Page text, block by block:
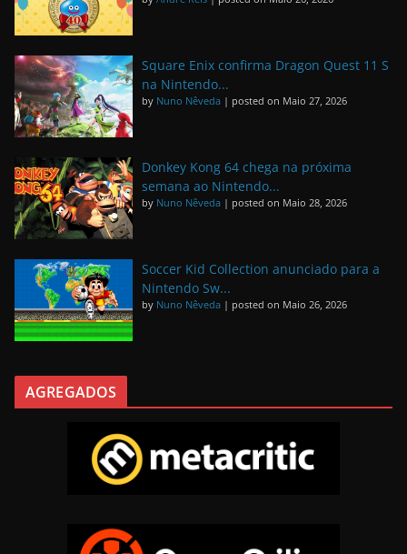
Square Enix confirma Dragon Quest 11 S
na Nintendo...
by Nuno Nêveda | posted on Maio 27, 2026
Donkey Kong 64 chega na próxima
semana ao Nintendo...
by Nuno Nêveda | posted on Maio 28, 2026
Soccer Kid Collection anunciado para a
Nintendo Sw...
by Nuno Nêveda | posted on Maio 26, 2026
AGREGADOS